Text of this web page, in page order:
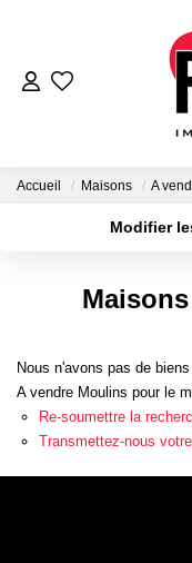
Accueil Maisons A
Modifier
Type de bien
Budget max
Nous n'avons pas de
A vendre Moulins pour le
Re-soumettre la
Transmettez-nous